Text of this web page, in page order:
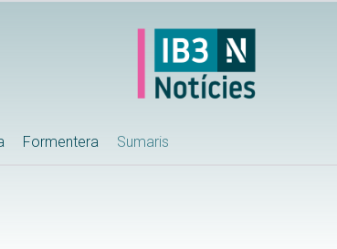
Formentera Sumaris